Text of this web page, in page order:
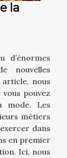
la
d’énormes
nouvelles
article, nous
pouvez
mode. Les
métiers
dans
en premier
Ici, nous